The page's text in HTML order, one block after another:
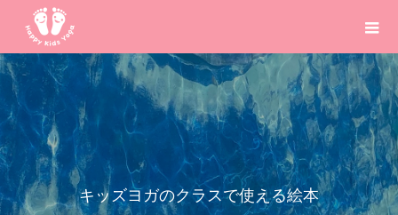
キッ ズヨ ガ のクラスで使 える絵 本や英語歌、知